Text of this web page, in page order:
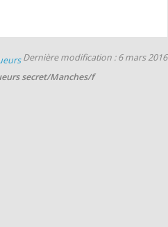
Dernière modification : 6 mars 2016
secret/Manches/f